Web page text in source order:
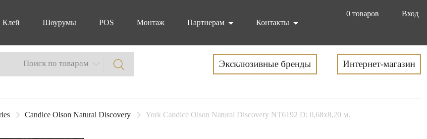
0 товаров
Вход
Клей Шоурумы POS Монтаж Партнерам Контакты
Поиск по товарам Эксклюзивные бренды Интернет-магазин
Candice Olson Natural Discovery York Candice Olson Natural Discovery NT6192 D; 0,68х8,20 м.